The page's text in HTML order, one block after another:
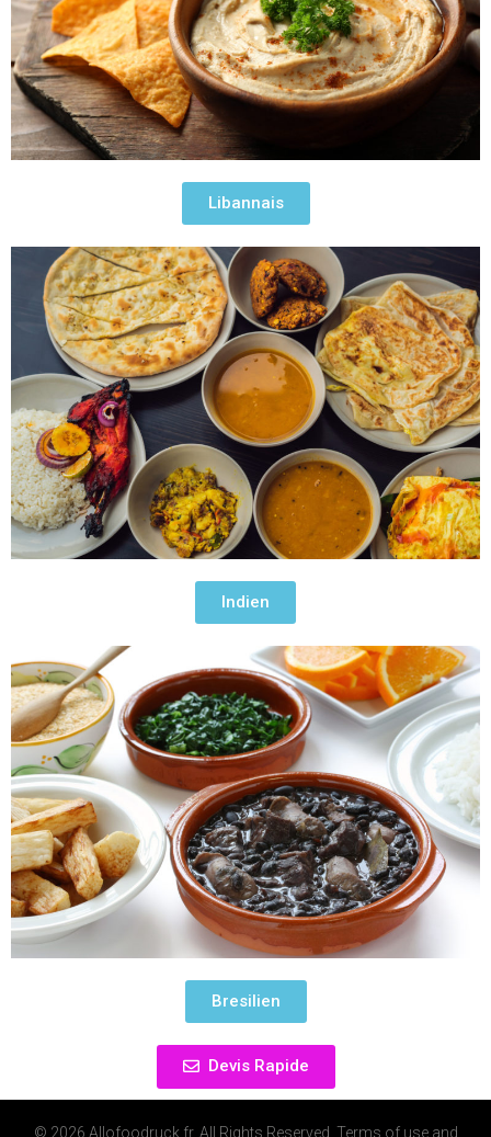
Libannais
Indien
Bresilien
Devis Rapide
© 2026 Allofoodruck.fr. All Rights Reserved. Terms of useand